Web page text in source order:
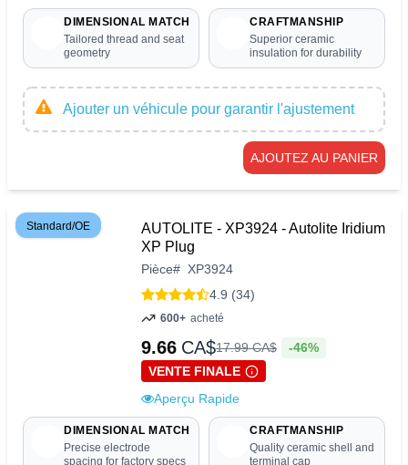
DIMENSIONAL MATCH
Tailored thread and seat
geometry
CRAFTMANSHIP
Superior ceramic
insulation for durability
Ajouter un véhicule pour garantir l'ajustement
AJOUTEZ AU PANIER
Standard/OE
AUTOLITE - XP3924 - Autolite Iridium
XP Plug
Pièce# XP3924
4.9 (34)
600+ acheté
9.66 CA$17.99CA$
-46%
VENTE FINALE
Aperçu Rapide
DIMENSIONAL MATCH
Precise electrode
spacing for factory specs
CRAFTMANSHIP
Quality ceramic shell and
terminal cap